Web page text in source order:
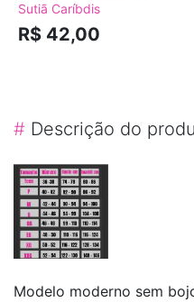
Sutiã Caríbdis
R$ 42,00
# Descrição do
Modelo moderno sem